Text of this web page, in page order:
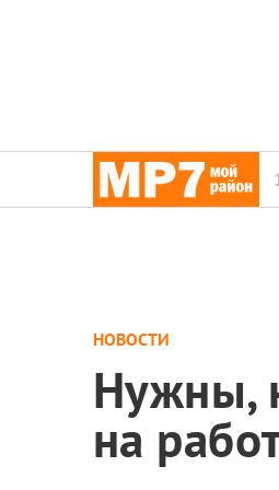
НОВОСТИ
Нужны,
на